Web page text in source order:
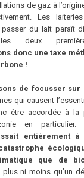
de gaz à
Les
du lait paraît
deux
donc une taxe
!
de focusser sur
qui causent
être accordée à la
en particulier.
entièrement
que de
ni moins qu’un